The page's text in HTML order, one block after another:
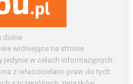
dolne
widniejące na stronie
jedynie w celach informacyjnych.
z właścicielami praw do tych